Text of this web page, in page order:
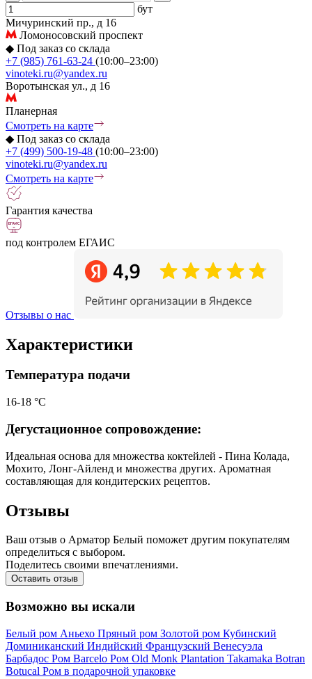
бут
Мичуринский пр., д 16
Ломоносовский проспект
◆ Под заказ со склада
+7 (985) 761-63-24 (10:00–23:00)
vinoteki.ru@yandex.ru
Воротынская ул., д 16
Планерная
Смотреть на карте
◆ Под заказ со склада
+7 (499) 500-19-48 (10:00–23:00)
vinoteki.ru@yandex.ru
Смотреть на карте
Гарантия качества
под контролем ЕГАИС
Отзывы о нас
Характеристики
Температура подачи
16-18 °С
Дегустационное сопровождение:
Идеальная основа для множества коктейлей - Пина Колада,
Мохито, Лонг-Айленд и множества других. Ароматная
составляющая для кондитерских рецептов.
Отзывы
Ваш отзыв о Арматор Белый поможет другим покупателям
определиться с выбором.
Поделитесь своими впечатлениями.
Оставить отзыв
Возможно вы искали
Белый ром Аньехо Пряный ром Золотой ром Кубинский
Доминиканский Индийский Французский Венесуэла
Барбадос Ром Barcelo Ром Old Monk Plantation Takamaka Botran
Botucal Ром в подарочной упаковке